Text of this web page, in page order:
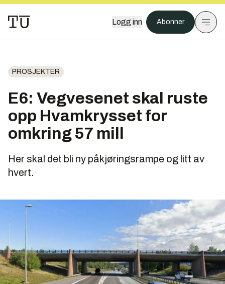
Logg inn Abonner
PROSJEKTER
E6: Vegvesenet skal ruste
opp Hvamkrysset for
omkring 57 mill
Her skal det bli ny påkjøringsrampe og litt av
hvert.